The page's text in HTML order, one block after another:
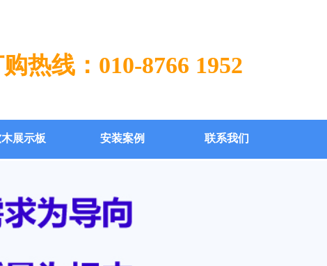
展示板 安装案例 联系我们
热线：010-8766 1952